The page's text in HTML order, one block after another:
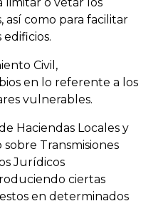
como para facilitar
edificios.
Civil,
en lo referente a los
vulnerables.
Haciendas Locales y
Transmisiones
Jurídicos
ciertas
en determinados